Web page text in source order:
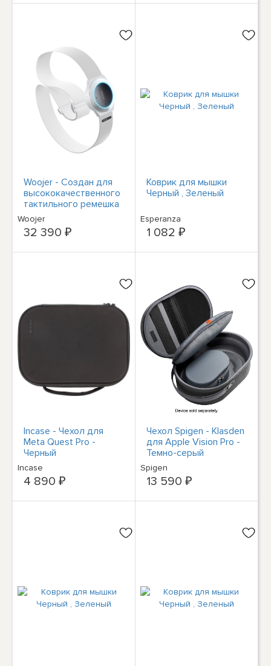
Headset - Head-band -
Office/Call
Woojer - Создан для
высококачественного
тактильного ремешка
Meta Body Strap 3 -
для виртуальной
реальности, игр,
Woojer
32 390 ₽
Коврик для мышки
Черный , Зеленый
Esperanza
1 082 ₽
Incase - Чехол для
Meta Quest Pro -
Черный
Incase
4 890 ₽
Чехол Spigen - Klasden
для Apple Vision Pro -
Темно-серый
Spigen
13 590 ₽